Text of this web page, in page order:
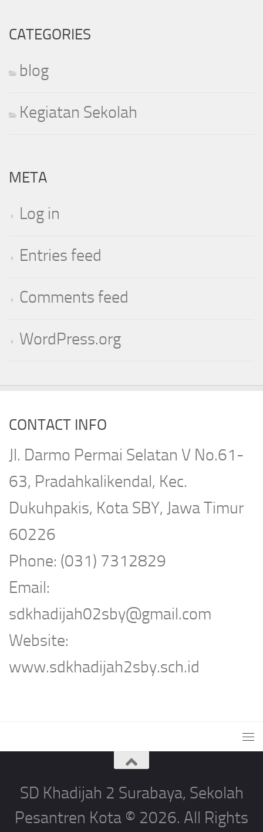
CATEGORIES
blog
Kegiatan Sekolah
META
Log in
Entries feed
Comments feed
WordPress.org
CONTACT INFO
Jl. Darmo Permai Selatan V No.61-
63, Pradahkalikendal, Kec.
Dukuhpakis, Kota SBY, Jawa Timur
60226
Phone: (031) 7312829
Email:
sdkhadijah02sby@gmail.com
Website:
www.sdkhadijah2sby.sch.id
SD Khadijah 2 Surabaya, Sekolah
Pesantren Kota © 2026. All Rights